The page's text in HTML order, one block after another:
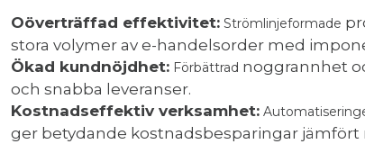
Oöverträffad effektivitet: Strömlinjeformade
stora volymer av e-handelsorder med
Ökad kundnöjdhet: Förbättrad noggrannhet
och snabba leveranser.
Kostnadseffektiv verksamhet:
ger betydande kostnadsbesparingar